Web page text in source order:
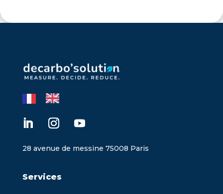
28 avenue de messine 75008 Paris
Services